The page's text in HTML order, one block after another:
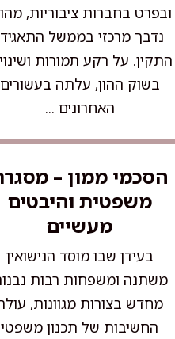
ובפרט בחברות ציבוריות,
נדבך מרכזי בממשל
התקין. על רקע תמורות
בשוק ההון, עלתה בעשורים
האחרונים ...
הסכמי ממון –
משפטית והיבטים
מעשיים
בעידן שבו מוסד הנישואין
משתנה ומשפחות רבות
מחדש בצורות מגוונות,
החשיבות של תכנון משפטי